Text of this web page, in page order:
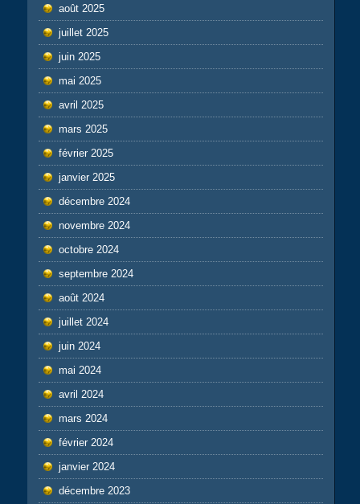
août 2025
juillet 2025
juin 2025
mai 2025
avril 2025
mars 2025
février 2025
janvier 2025
décembre 2024
novembre 2024
octobre 2024
septembre 2024
août 2024
juillet 2024
juin 2024
mai 2024
avril 2024
mars 2024
février 2024
janvier 2024
décembre 2023